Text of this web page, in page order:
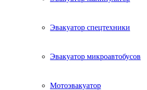
Эвакуатор спецтехники
Эвакуатор микроавтобусов
Мотоэвакуатор